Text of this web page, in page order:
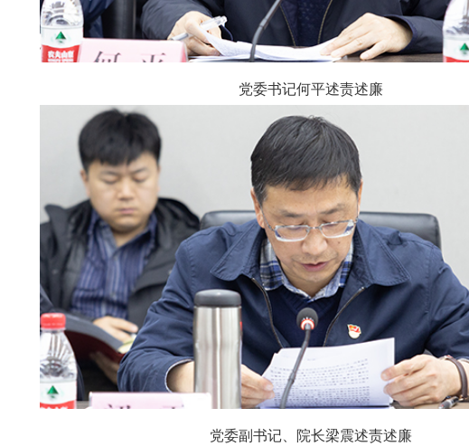
党委书记何平述责述廉
党委副书记、院长梁震述责述廉